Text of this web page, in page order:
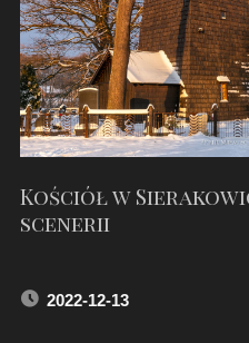
2022"
Kościół w
scenerii
2022-12-13